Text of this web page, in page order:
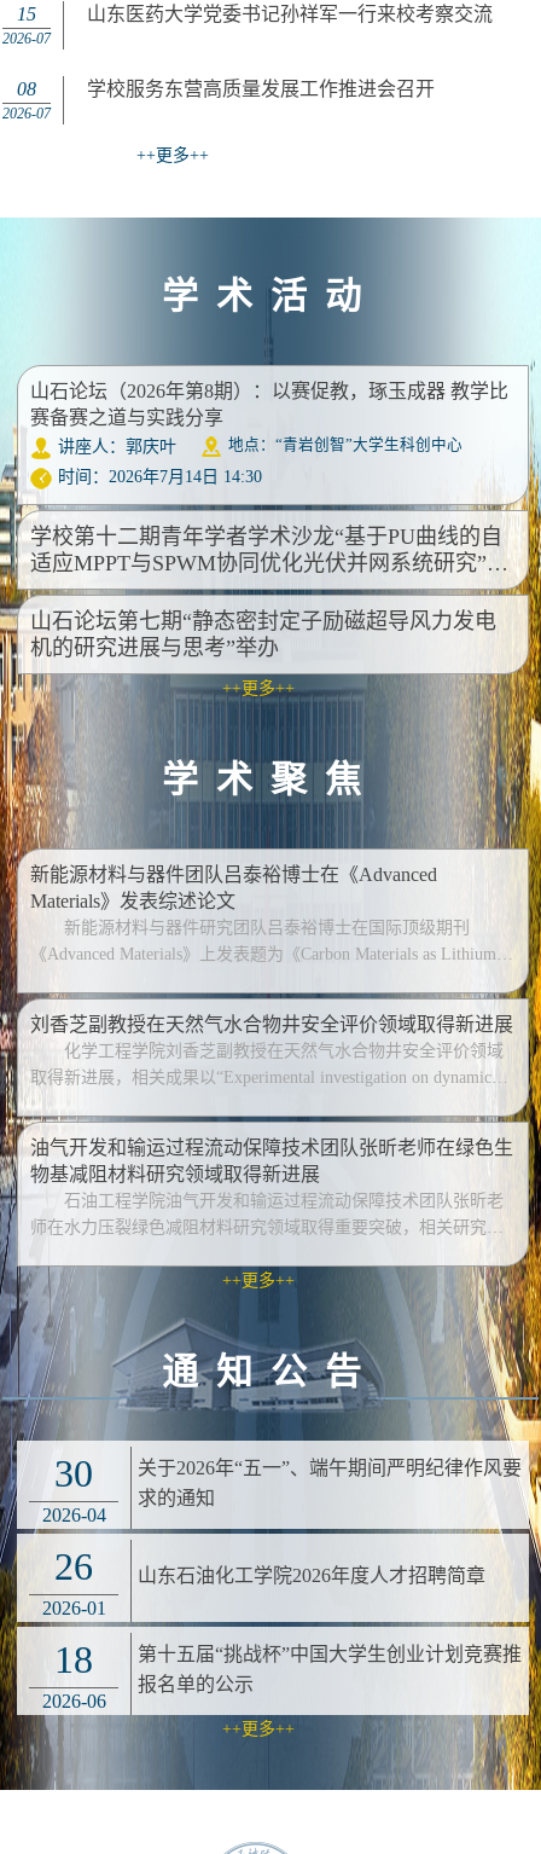
15
2026-07
山东医药大学党委书记孙祥军一行来校考察交流
08
2026-07
学校服务东营高质量发展工作推进会召开
++更多++
学术活动
山石论坛（2026年第8期）：以赛促教，琢玉成器 教学比
赛备赛之道与实践分享
讲座人：郭庆叶 地点：“青岩创智”大学生科创中心
时间：2026年7月14日 14:30
学校第十二期青年学者学术沙龙“基于PU曲线的自
适应MPPT与SPWM协同优化光伏并网系统研究”举
办
山石论坛第七期“静态密封定子励磁超导风力发电
机的研究进展与思考”举办
++更多++
学术聚焦
新能源材料与器件团队吕泰裕博士在《Advanced
Materials》发表综述论文
新能源材料与器件研究团队吕泰裕博士在国际顶级期刊
《Advanced Materials》上发表题为《Carbon Materials as Lithium-
Desig...
刘香芝副教授在天然气水合物井安全评价领域取得新进展
化学工程学院刘香芝副教授在天然气水合物井安全评价领域
取得新进展，相关成果以“Experimental investigation on dynamic
mechanical characteristics of casing during hydrate decompositi...
油气开发和输运过程流动保障技术团队张昕老师在绿色生
物基减阻材料研究领域取得新进展
石油工程学院油气开发和输运过程流动保障技术团队张昕老
师在水力压裂绿色减阻材料研究领域取得重要突破，相关研究成
frac...
++更多++
通知公告
30
2026-04
关于2026年“五一”、端午期间严明纪律作风要
求的通知
26
2026-01
山东石油化工学院2026年度人才招聘简章
18
2026-06
第十五届“挑战杯”中国大学生创业计划竞赛推
报名单的公示
++更多++